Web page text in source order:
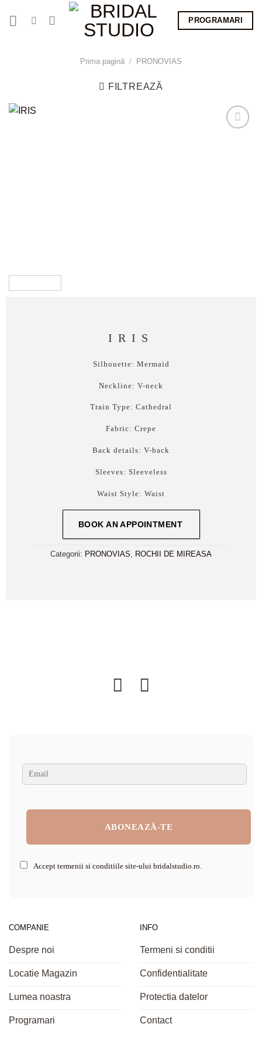
PROGRAMARI
Prima pagină / PRONOVIAS
FILTREAZĂ
IRIS
Silhouette: Mermaid
Neckline: V-neck
Train Type: Cathedral
Fabric: Crepe
Back details: V-back
Sleeves: Sleeveless
Waist Style: Waist
BOOK AN APPOINTMENT
Categorii: PRONOVIAS ROCHII DE MIREASA
Accept termenii si conditiile site-ului bridalstudio.ro.
COMPANIE
Despre noi
Locatie Magazin
Lumea noastra
Programari
INFO
Termeni si conditii
Confidentialitate
Protectia datelor
Contact